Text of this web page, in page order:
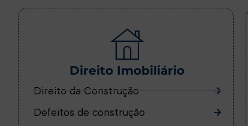
Direito Imobiliário
Direito da Construção
Defeitos de construção